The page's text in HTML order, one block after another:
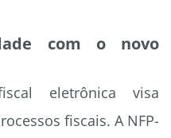
com o novo
eletrônica visa
fiscais. A NFP-